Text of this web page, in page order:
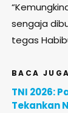
sengaja
tegas
BACA
TNI 2026:
Tekankan